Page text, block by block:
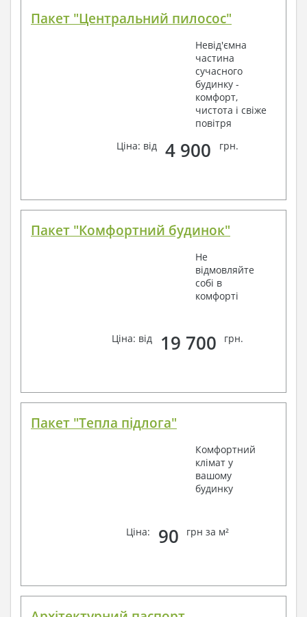
Пакет "Центральний пилосос"
Невід'ємна
частина
сучасного
будинку -
комфорт,
чистота і свіже
повітря
Ціна: від
4 900 грн.
Пакет "Комфортний будинок"
Не
відмовляйте
собі в
комфорті
Ціна: від 19 700 грн.
Пакет "Тепла підлога"
Комфортний
клімат у
вашому
будинку
Ціна: 90 грн за м²